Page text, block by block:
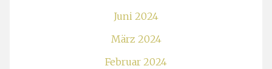
Juni 2024
März 2024
Februar 2024